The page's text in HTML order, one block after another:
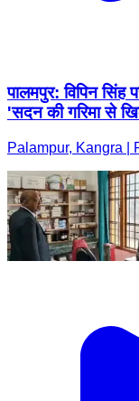
पालमपुर: विपिन सिंह
'सदन की गरिमा से
Palampur, Kangra |